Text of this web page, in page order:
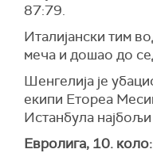
87:79.
Италијански тим
меча и дошао до
Шенгелија је
екипи Етореа
Истанбула
Евролига, 10. коло: